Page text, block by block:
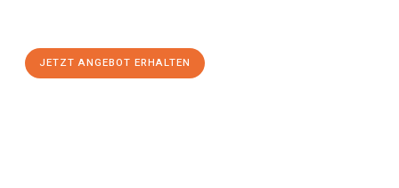
JETZT ANGEBOT ERHALTEN